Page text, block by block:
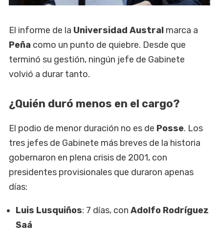
El informe de la Universidad Austral marca a
Peña como un punto de quiebre. Desde que
terminó su gestión, ningún jefe de Gabinete
volvió a durar tanto.
¿Quién duró menos en el cargo?
El podio de menor duración no es de Posse. Los
tres jefes de Gabinete más breves de la historia
gobernaron en plena crisis de 2001, con
presidentes provisionales que duraron apenas
días:
Luis Lusquiños: 7 días, conAdolfo Rodríguez
Saá